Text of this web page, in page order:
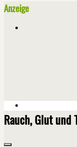
Anzeige
Rauch, Glut